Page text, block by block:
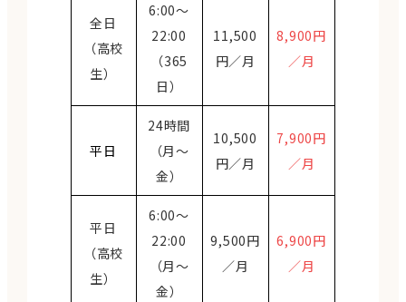
全日
（高校
生）
6:00〜
22:00
（365
日）
11,500
円／月
8,900円
／月
平日
24時間
（月～
金）
10,500
円／月
7,900円
／月
平日
（高校
生）
6:00〜
22:00
（月～
金）
9,500円
／月
6,900円
／月